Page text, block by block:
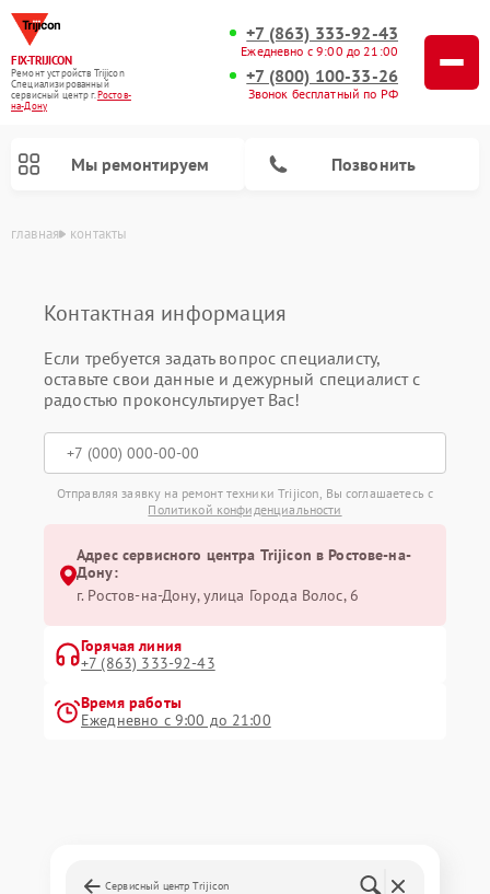
FIX-TRIJICON
Ремонт устройств Trijicon
Специализированный
cервисный центр г.Ростов-
на-Дону
+7 (863) 333-92-43
Ежедневно с 9:00 до 21:00
+7 (800) 100-33-26
Звонок бесплатный по РФ
Мы ремонтируем Позвонить
главная контакты
Контактная информация
Если требуется задать вопрос специалисту,
оставьте свои данные и дежурный специалист с
радостью проконсультирует Вас!
Отправляя заявку на ремонт техники Trijicon, Вы соглашаетесь с
Политикой конфиденциальности
Адрес сервисного центра Trijicon в Ростове-на-
Дону:
г. Ростов-на-Дону, улица Города Волос, 6
Горячая линия
+7 (863) 333-92-43
Время работы
Ежедневно с 9:00 до 21:00
Сервисный центр Trijicon